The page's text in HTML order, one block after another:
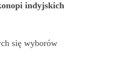
indyjskich
się wyborów